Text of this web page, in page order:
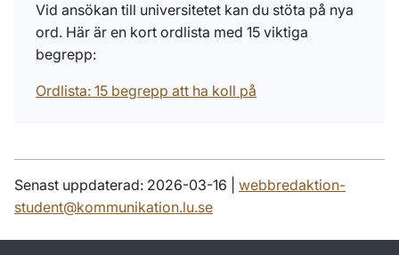
Vid ansökan till universitetet kan du stöta på nya
ord. Här är en kort ordlista med 15 viktiga
begrepp:
Ordlista: 15 begrepp att ha koll på
Senast uppdaterad: 2026-03-16 | webbredaktion-
student@kommunikation.lu.se